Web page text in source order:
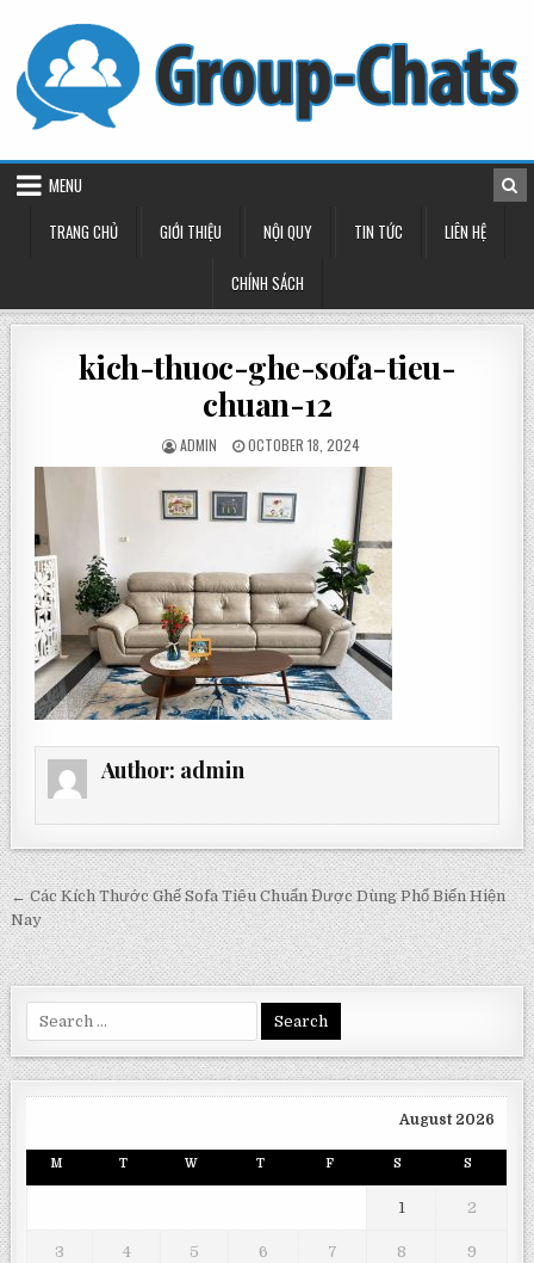
content
MENU
TRANG CHỦ
GIỚI THIỆU NỘI QUY TIN TỨC LIÊN HỆ
CHÍNH SÁCH
kich-thuoc-ghe-sofa-tieu-
chuan-12
POSTED
BY
ADMIN
POSTED
ON
OCTOBER 18, 2024
Author: admin
Post
navigation
← Các Kích Thước Ghế Sofa Tiêu Chuẩn Được Dùng Phổ Biến Hiện
Nay
August 2026
M T W T F S S
1 2
3 4 5 6 7 8 9